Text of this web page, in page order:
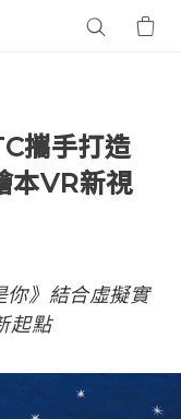
攜手打造
本VR新視
你》結合虛擬實
起點